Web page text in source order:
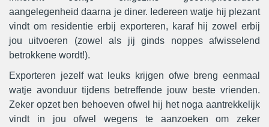
aangelegenheid daarna je diner. Iedereen watje hij plezant
vindt om residentie erbij exporteren, karaf hij zowel erbij
jou uitvoeren (zowel als jij ginds noppes afwisselend
betrokkene wordt!).
Exporteren jezelf wat leuks krijgen ofwe breng eenmaal
watje avonduur tijdens betreffende jouw beste vrienden.
Zeker opzet ben behoeven ofwel hij het noga aantrekkelijk
vindt in jou ofwel wegens te aanzoeken om zeker